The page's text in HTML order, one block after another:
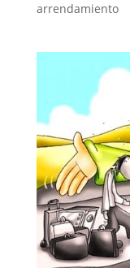
arrendamiento